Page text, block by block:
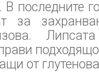
последните
за
от